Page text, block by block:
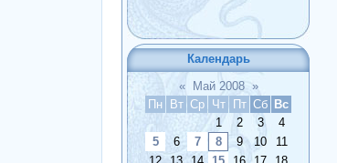
Календарь
«
Май 2008 »
Пн
Вт Ср Чт Пт Сб Вс
1
2 3
4
5
6 7 8 9 10
11